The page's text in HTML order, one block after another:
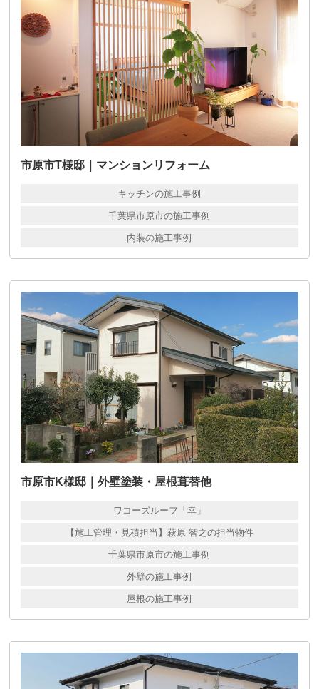
市原市T様邸｜マンションリフォーム
キッチンの施工事例
千葉県市原市の施工事例
内装の施工事例
市原市K様邸｜外壁塗装・屋根葺替他
ワコーズルーフ「幸」
【施工管理・見積担当】萩原 智之の担当物件
千葉県市原市の施工事例
外壁の施工事例
屋根の施工事例